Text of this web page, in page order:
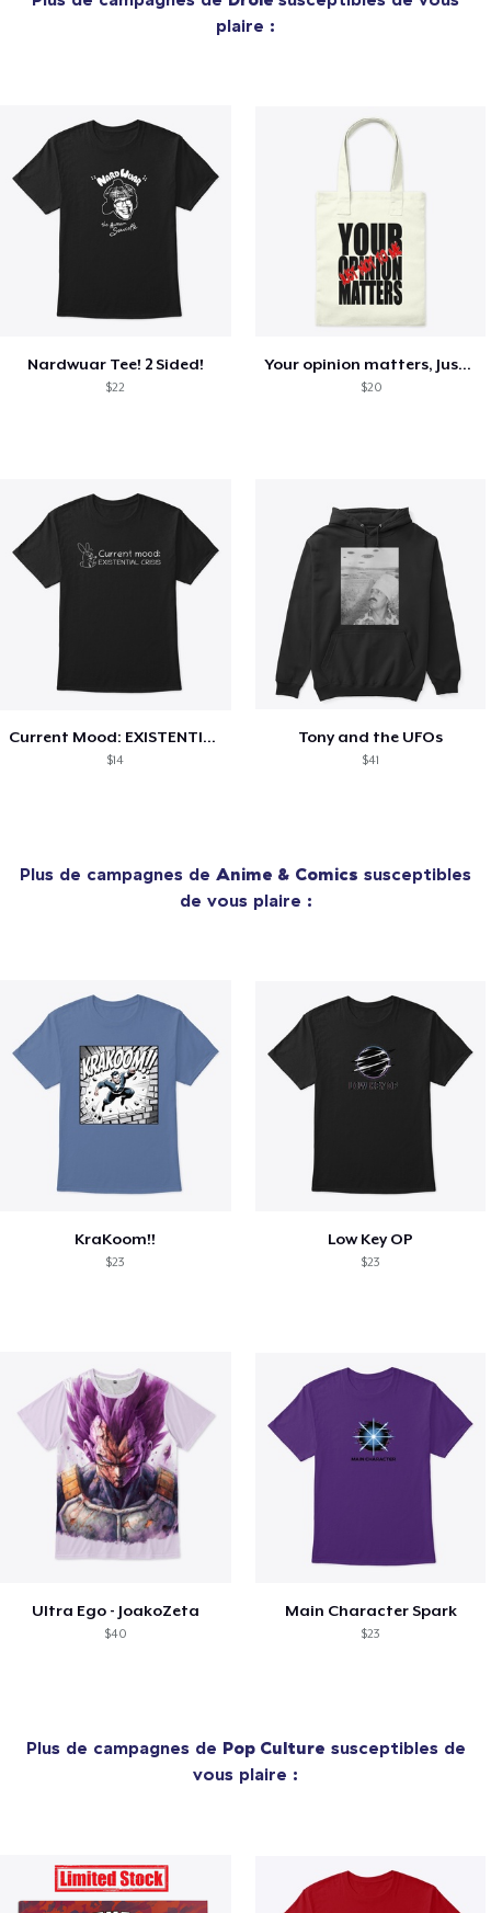
plaire :
Nardwuar Tee! 2 Sided!
$22
Your opinion matters, Just not to me!
$20
Current Mood: EXISTENTIAL CRISIS
$14
Tony and the UFOs
$41
Plus de campagnes de Anime & Comics susceptibles
de vous plaire :
KraKoom!!
$23
Low Key OP
$23
Ultra Ego - JoakoZeta
$40
Main Character Spark
$23
Plus de campagnes de Pop Culture susceptibles de
vous plaire :